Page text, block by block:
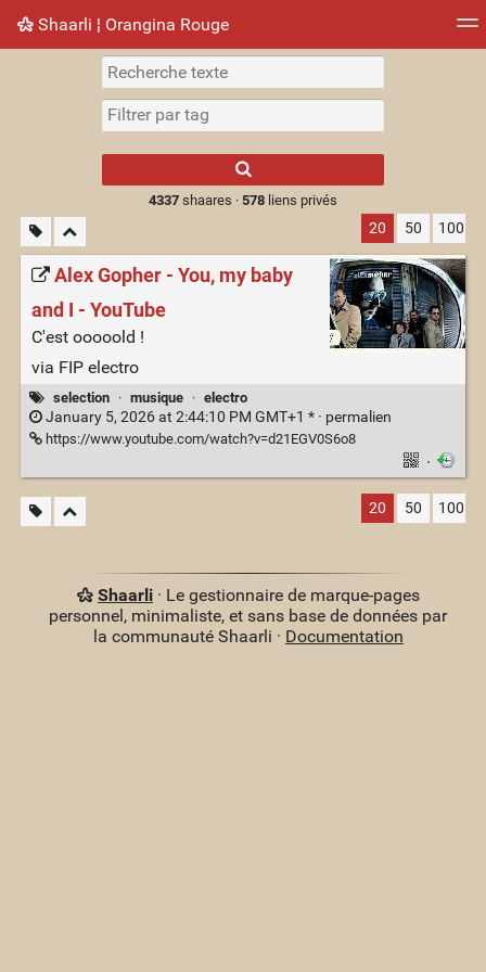
Shaarli ¦ Orangina Rouge
Nuage de tags Mur d'images
results.
4337shaares · 578liens privés
20 50 100
Alex Gopher - You, my baby
and I - YouTube
C'est ooooold !
via FIP electro
selection · musique · electro
January 5, 2026 at 2:44:10 PM GMT+1 * · permalien
https://www.youtube.com/watch?v=d21EGV0S6o8
·
20 50 100
Shaarli· Le gestionnaire de marque-pages
personnel, minimaliste, et sans base de données par
la communauté Shaarli · Documentation